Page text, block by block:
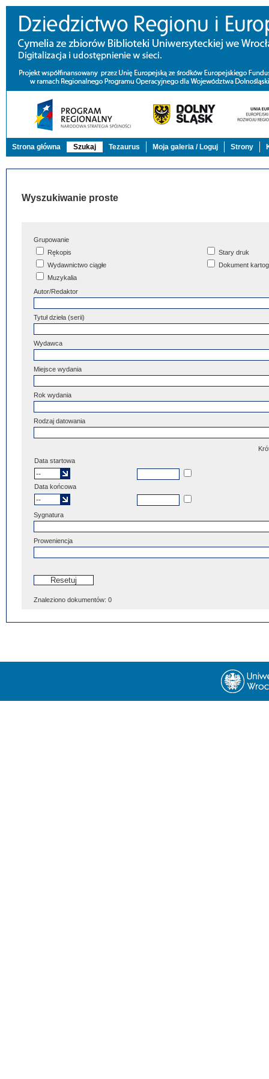
Strona główna Szukaj Tezaurus Moja galeria / Loguj Strony
Wyszukiwanie proste
Grupowanie
Rękopis
Stary druk
Wydawnictwo ciągłe
Dokument
Muzykalia
Autor/Redaktor
Tytuł dzieła (serii)
Wydawca
Miejsce wydania
Rok wydania
Rodzaj datowania
Data startowa
Data końcowa
Sygnatura
Proweniencja
Znaleziono dokumentów: 0